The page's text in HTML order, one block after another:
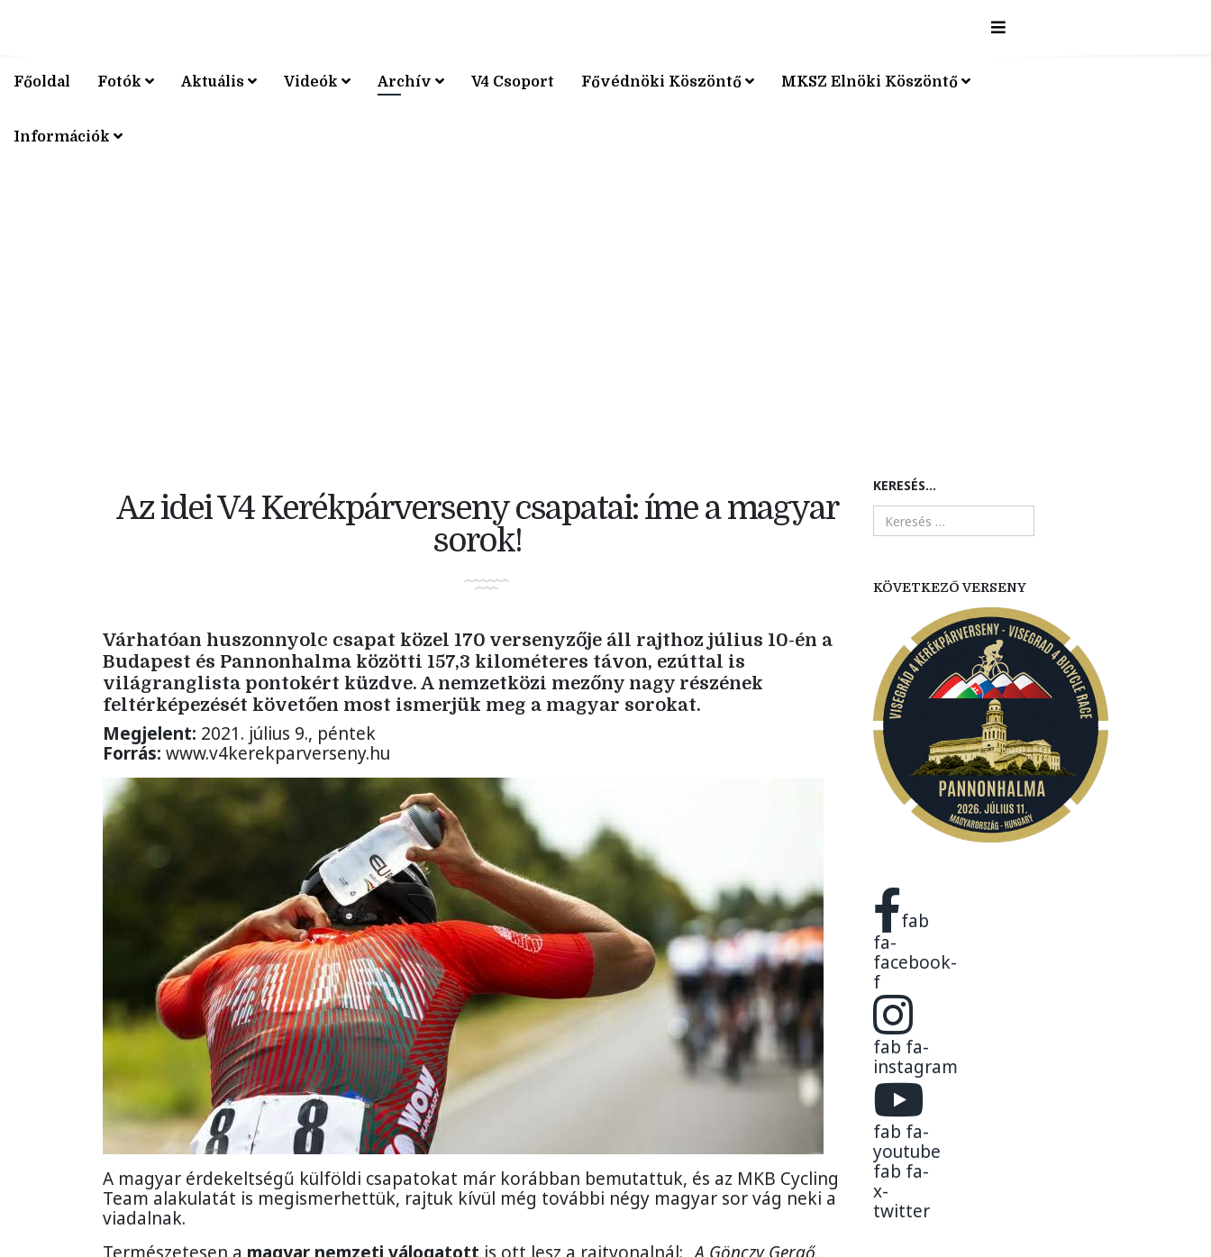
Főoldal Fotók Aktuális Videók Archív V4 Csoport Fővédnöki Köszöntő MKSZ Elnöki Köszöntő
Információk
Az idei V4 Kerékpárverseny csapatai: íme a magyar
sorok!
Várhatóan huszonnyolc csapat közel 170 versenyzője áll rajthoz július 10-én a
Budapest és Pannonhalma közötti 157,3 kilométeres távon, ezúttal is
világranglista pontokért küzdve. A nemzetközi mezőny nagy részének
feltérképezését követően most ismerjük meg a magyar sorokat.
Megjelent: 2021. július 9., péntek
Forrás: www.v4kerekparverseny.hu
A magyar érdekeltségű külföldi csapatokat már korábban bemutattuk, és az MKB Cycling
Team alakulatát is megismerhettük, rajtuk kívül még további négy magyar sor vág neki a
viadalnak.
KERESÉS...
KÖVETKEZŐ VERSENY
fab
fa-
facebook-
f
fab fa-
instagram
fab fa-
youtube
fab fa-
x-
twitter